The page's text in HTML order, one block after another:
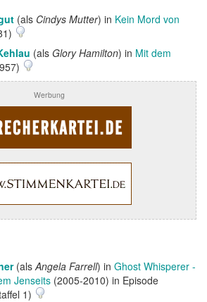
(als Cindys Mutter) in Kein Mord von
(als Glory Hamilton) in Mit dem
Werbung
(alsAngela Farrell) in Ghost Whisperer -
Jenseits (2005-2010) in Episode
1)